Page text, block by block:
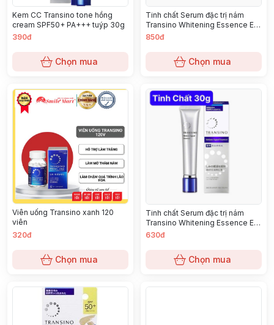
Kem CC Transino tone hồng
cream SPF50+ PA+++ tuýp 30g
390đ
Chọn mua
Tinh chất Serum đặc trị nám
Transino Whitening Essence EX
50g - Hàng Nhật nội địa
850đ
Chọn mua
Viên uống Transino xanh 120
viên
320đ
Chọn mua
Tinh chất Serum đặc trị nám
Transino Whitening Essence EX
30g - Hàng Nhật nội địa
630đ
Chọn mua